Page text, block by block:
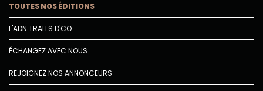
TOUTES NOS ÉDITIONS
L'ADN TRAITS D'CO
ÉCHANGEZ AVEC NOUS
REJOIGNEZ NOS ANNONCEURS